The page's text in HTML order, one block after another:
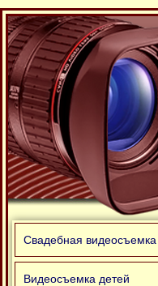
Свадебная видеосъемка
Видеосъемка детей